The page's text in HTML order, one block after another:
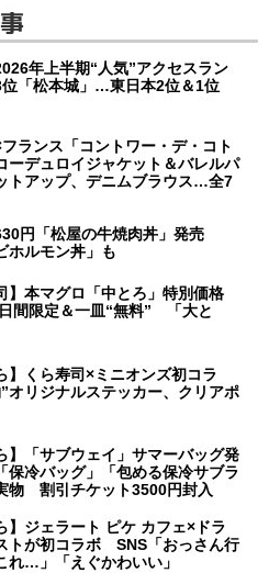
年上半期“人気”アクセスラン
「松本城」…東日本2位＆1位
ランス「コントワー・デ・コト
デュロイジャケット＆バレルパ
トアップ、デニムブラウス…全7
円「松屋の牛焼肉丼」発売
ホルモン丼」も
】本マグロ「中とろ」特別価格
間限定＆一皿“無料” 「大と
】くら寿司×ミニオンズ初コラ
リジナルステッカー、クリアポ
】「サブウェイ」サマーバッグ発
冷バッグ」「包める保冷サブラ
物 割引チケット3500円封入
】ジェラート ピケ カフェ×ドラ
トが初コラボ SNS「おっさん行
れ…」「えぐかわいい」